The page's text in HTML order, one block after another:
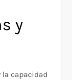
y
la capacidad